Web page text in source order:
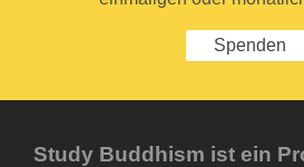
Spenden
Study Buddhism ist ein